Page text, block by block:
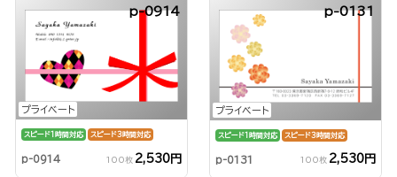
プライベート
p-0914
スピード1時間対応 スピード3時間対応
p-0914 100枚 2,530円
プライベート
p-0131
スピード1時間対応 スピード3時間対応
p-0131 100枚 2,530円